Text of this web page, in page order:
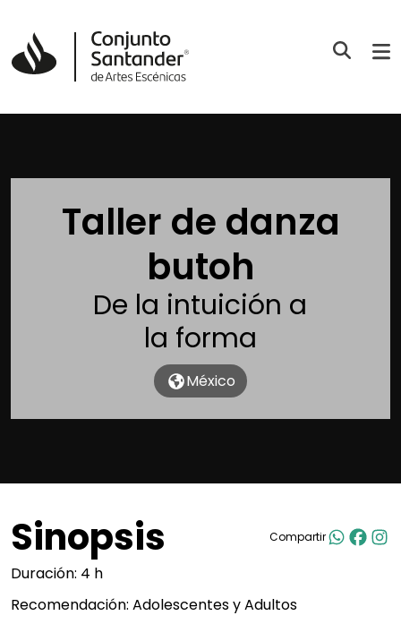
Taller de danza
butoh
De la intuición a
la forma
México
Sinopsis Compartir
Duración: 4 h
Recomendación: Adolescentes y Adultos